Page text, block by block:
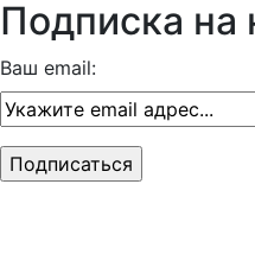
Подписка на
Ваш email: